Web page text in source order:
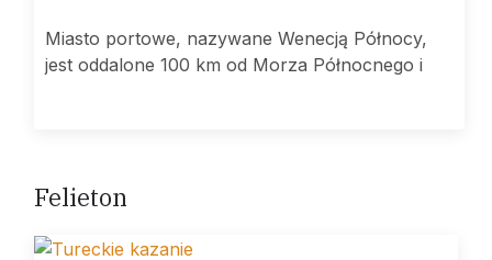
Miasto portowe, nazywane Wenecją Północy,
jest oddalone 100 km od Morza Północnego i
Felieton